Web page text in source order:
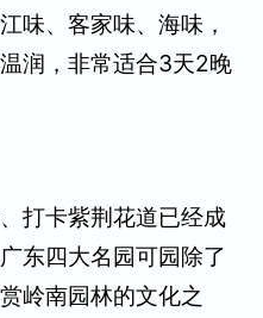
味、客家味、海味，
润，非常适合3天2晚
打卡紫荆花道已经成
东四大名园可园除了
岭南园林的文化之